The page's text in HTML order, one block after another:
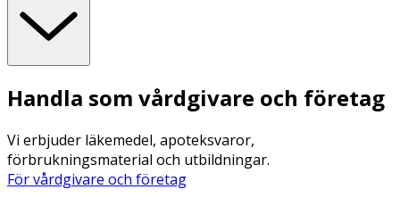
Handla som vårdgivare och företag
Vi erbjuder läkemedel, apoteksvaror,
förbrukningsmaterial och utbildningar.
För vårdgivare och företag